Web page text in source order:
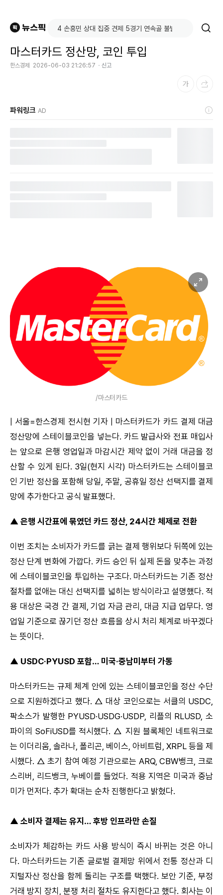
마스터카드 정산망, 코인 투입
한스경제 2026-06-03 21:26:57 신고
파워링크 AD
/마스터카드
| 서울=한스경제 전시현 기자 | 마스터카드가 카드 결제 대금
정산망에 스테이블코인을 넣는다. 카드 발급사와 전표 매입사
는 앞으로 은행 영업일과 마감시간 제약 없이 거래 대금을 정
산할 수 있게 된다. 3일(현지 시각) 마스터카드는 스테이블코
인 기반 정산을 포함해 당일, 주말, 공휴일 정산 선택지를 결제
망에 추가한다고 공식 발표했다.
▲ 은행 시간표에 묶였던 카드 정산, 24시간 체제로 전환
이번 조치는 소비자가 카드를 긁는 결제 행위보다 뒤쪽에 있는
정산 단계 변화에 가깝다. 카드 승인 뒤 실제 돈을 맞추는 과정
에 스테이블코인을 투입하는 구조다. 마스터카드는 기존 정산
절차를 없애는 대신 선택지를 넓히는 방식이라고 설명했다. 적
용 대상은 국경 간 결제, 기업 자금 관리, 대금 지급 업무다. 영
업일 기준으로 끊기던 정산 흐름을 상시 처리 체계로 바꾸겠다
는 뜻이다.
▲ USDC·PYUSD 포함… 미국·중남미부터 가동
마스터카드는 규제 체계 안에 있는 스테이블코인을 정산 수단
으로 지원하겠다고 했다. △ 대상 코인으로는 서클의 USDC,
팍소스가 발행한 PYUSD·USDG·USDP, 리플의 RLUSD, 소
파이의 SoFiUSD를 적시했다. △ 지원 블록체인 네트워크로
는 이더리움, 솔라나, 폴리곤, 베이스, 아비트럼, XRPL 등을 제
시했다. △ 초기 참여 예정 기관으로는 ARQ, CBW뱅크, 크로
스리버, 리드뱅크, 누베이를 들었다. 적용 지역은 미국과 중남
미가 먼저다. 추가 확대는 순차 진행한다고 밝혔다.
▲ 소비자 결제는 유지… 후방 인프라만 손질
소비자가 체감하는 카드 사용 방식이 즉시 바뀌는 것은 아니
다. 마스터카드는 기존 글로벌 결제망 위에서 전통 정산과 디
지털자산 정산을 함께 돌리는 구조를 택했다. 보안 기준, 부정
거래 방지 장치, 분쟁 처리 절차도 유지한다고 했다. 회사는 이